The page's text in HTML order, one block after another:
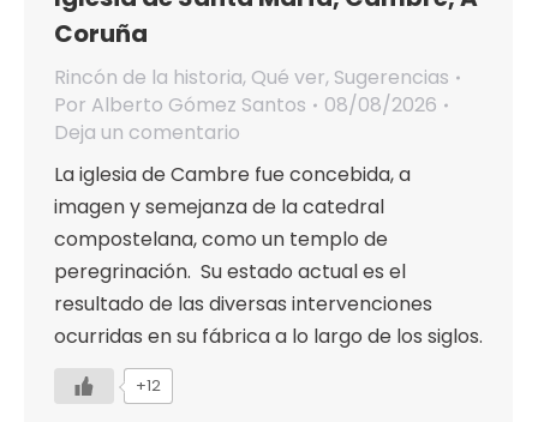
Coruña
Rincón de la historia, Qué ver, Sugerencias
Por Alberto Gómez Santos
08/08/2026
Deja un comentario
La iglesia de Cambre fue concebida, a
imagen y semejanza de la catedral
compostelana, como un templo de
peregrinación. Su estado actual es el
resultado de las diversas intervenciones
ocurridas en su fábrica a lo largo de los siglos.
+12